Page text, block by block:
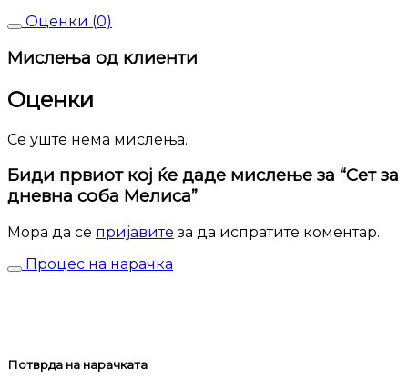
Оценки (0)
Мислења од клиенти
Оценки
Се уште нема мислења.
Биди првиот кој ќе даде мислење за “Сет за
дневна соба Мелиса”
Мора да се пријавите за да испратите коментар.
Процес на нарачка
Потврда на нарачката